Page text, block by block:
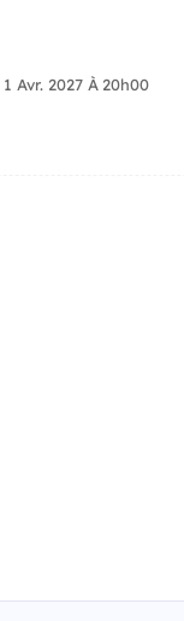
1 Avr. 2027 À 20h00